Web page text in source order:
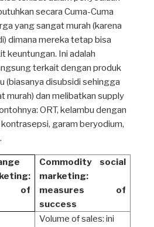
secara Cuma-Cuma
yang sangat murah (karena
dimana mereka tetap bisa
keuntungan. Ini adalah
terkait dengan produk
(biasanya disubsidi sehingga
murah) dan melibatkan supply
ORT, kelambu dengan
garam beryodium,
of
Commodity social
marketing:
measures of
success
Volume of sales: ini